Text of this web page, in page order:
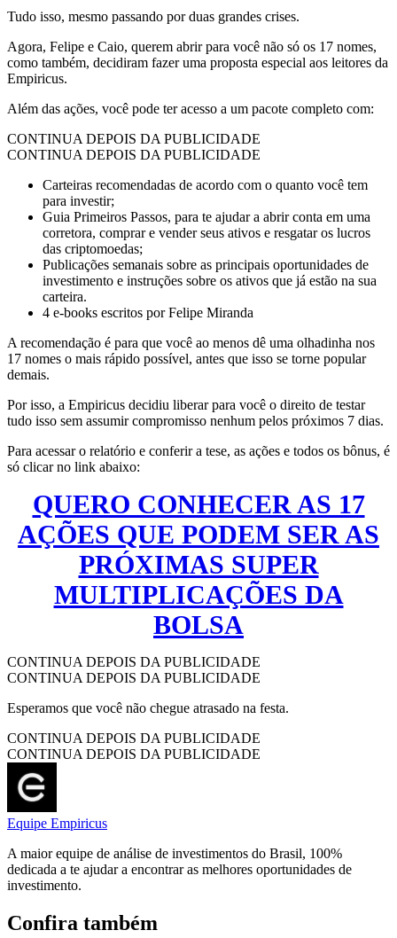
Tudo isso, mesmo passando por duas grandes crises.
Agora, Felipe e Caio, querem abrir para você não só os 17 nomes,
como também, decidiram fazer uma proposta especial aos leitores da
Empiricus.
Além das ações, você pode ter acesso a um pacote completo com:
CONTINUA DEPOIS DA PUBLICIDADE
CONTINUA DEPOIS DA PUBLICIDADE
Carteiras recomendadas de acordo com o quanto você tem
para investir;
Guia Primeiros Passos, para te ajudar a abrir conta em uma
corretora, comprar e vender seus ativos e resgatar os lucros
das criptomoedas;
Publicações semanais sobre as principais oportunidades de
investimento e instruções sobre os ativos que já estão na sua
carteira.
4 e-books escritos por Felipe Miranda
A recomendação é para que você ao menos dê uma olhadinha nos
17 nomes o mais rápido possível, antes que isso se torne popular
demais.
Por isso, a Empiricus decidiu liberar para você o direito de testar
tudo isso sem assumir compromisso nenhum pelos próximos 7 dias.
Para acessar o relatório e conferir a tese, as ações e todos os bônus, é
só clicar no link abaixo:
QUERO CONHECER AS 17
AÇÕES QUE PODEM SER AS
PRÓXIMAS SUPER
MULTIPLICAÇÕES DA
BOLSA
CONTINUA DEPOIS DA PUBLICIDADE
CONTINUA DEPOIS DA PUBLICIDADE
Esperamos que você não chegue atrasado na festa.
CONTINUA DEPOIS DA PUBLICIDADE
CONTINUA DEPOIS DA PUBLICIDADE
Equipe Empiricus
A maior equipe de análise de investimentos do Brasil, 100%
dedicada a te ajudar a encontrar as melhores oportunidades de
investimento.
Confira também